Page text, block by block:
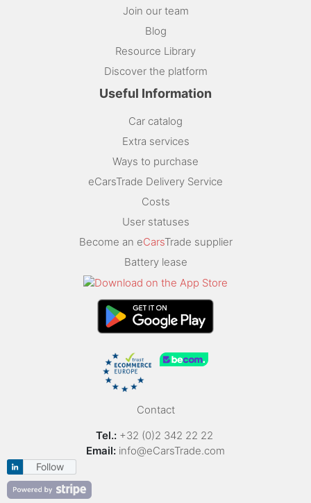
Join our team
Blog
Resource Library
Discover the platform
Useful Information
Car catalog
Extra services
Ways to purchase
eCarsTrade Delivery Service
Costs
User statuses
Become an eCarsTrade supplier
Battery lease
Contact
Tel.: +32 (0)2 342 22 22
Email: info@eCarsTrade.com
Follow